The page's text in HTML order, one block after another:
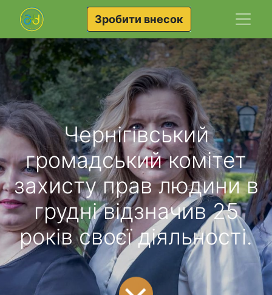
Зробити внесок
Чернігівський
громадський комітет
захисту прав людини в
грудні відзначив 25
років своєї діяльності.